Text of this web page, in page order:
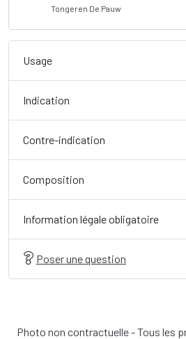
Tongeren De Pauw
Usage
Indication
Contre-indication
Composition
Information légale obligatoire
Poser une question
Photo non contractuelle - Tous les